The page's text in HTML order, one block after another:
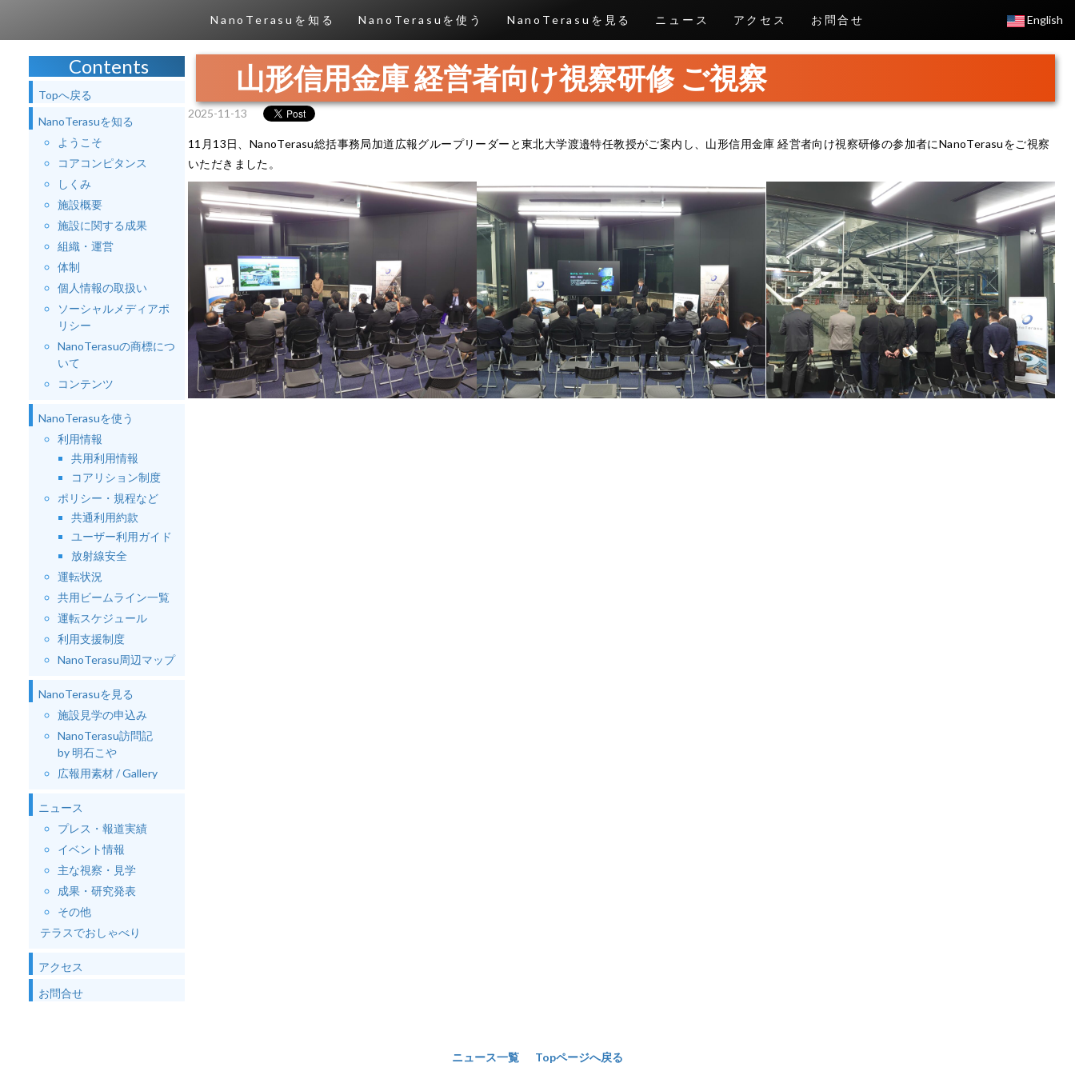
NanoTerasuを知る NanoTerasuを使う NanoTerasuを見る ニュース アクセス お問合せ English
Contents
Topへ戻る
NanoTerasuを知る
ようこそ
コアコンピタンス
しくみ
施設概要
施設に関する成果
組織・運営
体制
個人情報の取扱い
ソーシャルメディアポ
リシー
NanoTerasuの商標につ
いて
コンテンツ
NanoTerasuを使う
利用情報
共用利用情報
コアリション制度
ポリシー・規程など
共通利用約款
ユーザー利用ガイド
放射線安全
運転状況
共用ビームライン一覧
運転スケジュール
利用支援制度
NanoTerasu周辺マップ
NanoTerasuを見る
施設見学の申込み
NanoTerasu訪問記
by 明石こや
広報用素材 / Gallery
ニュース
プレス・報道実績
イベント情報
主な視察・見学
成果・研究発表
その他
テラスでおしゃべり
アクセス
お問合せ
山形信用金庫 経営者向け視察研修 ご視察
2025-11-13
11月13日、NanoTerasu総括事務局加道広報グループリーダーと東北大学渡邉特任教授がご案内し、山形信用金庫 経営者向け視察研修の参加者にNanoTerasuをご視察
いただきました。
ニュース一覧 Topページへ戻る